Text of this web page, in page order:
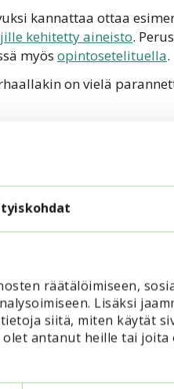
räätälöimiseen,
Lisäksi
siitä, miten käytät
antanut heille tai
kannattaa ottaa
kehitetty aineisto.
myös opintosetelituella.
on vielä